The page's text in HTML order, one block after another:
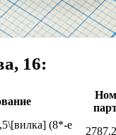
16:
(8*-е